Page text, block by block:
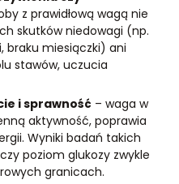
z prawidłową wagą nie
skutków niedowagi (np.
braku miesiączki) ani
stawów, uczucia
i sprawność – waga w
aktywność, poprawia
Wyniki badań takich
poziom glukozy zwykle
granicach.